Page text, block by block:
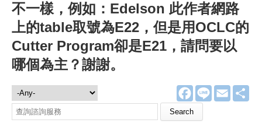
不一樣，例如：Edelson 此作者網路
上的table取號為E22，但是用OCLC的
Cutter Program卻是E21，請問要以
哪個為主？謝謝。
F
a
e
L
E
m
諮詢服務
Search this site